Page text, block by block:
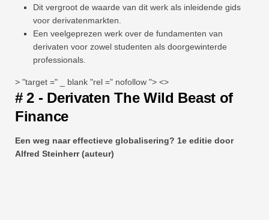
Dit vergroot de waarde van dit werk als inleidende gids
voor derivatenmarkten.
Een veelgeprezen werk over de fundamenten van
derivaten voor zowel studenten als doorgewinterde
professionals.
> "target =" _ blank "rel =" nofollow "> <>
# 2 - Derivaten The Wild Beast of
Finance
Een weg naar effectieve globalisering? 1e editie door
Alfred Steinherr (auteur)